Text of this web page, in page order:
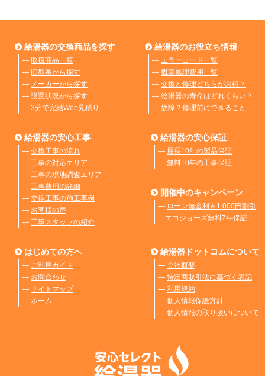
給湯器の交換商品を探す
― 取扱商品一覧
― 旧型番から探す
― メーカーから探す
― 設置状況から探す
― 3分で完結Web見積り
給湯器のお役立ち情報
― エラーコード一覧
― 概算修理費用一覧
― 交換と修理どちらがお得？
― 給湯器の寿命はどれくらい？
― 故障？修理前にできること
給湯器の安心工事
― 交換工事の流れ
― 工事の対応エリア
― 工事の現地調査エリア
― 工事費用の詳細
― 交換工事の施工事例
― お客様の声
― 工事スタッフの紹介
給湯器の安心保証
― 最長10年の製品保証
― 無料10年の工事保証
開催中のキャンペーン
― ローン無金利＆1,000円割引
―エコジョーズ無料7年保証
はじめての方へ
― ご利用ガイド
― お問合わせ
― サイトマップ
― ホーム
給湯器ドットコムについて
― 会社概要
― 特定商取引法に基づく表記
― 利用規約
― 個人情報保護方針
― 個人情報の取り扱いについて